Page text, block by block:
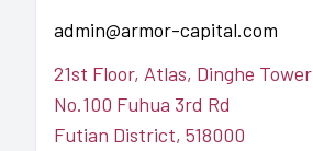
admin@armor-capital.com
21st Floor, Atlas, Dinghe Tower
No.100 Fuhua 3rd Rd
Futian District, 518000